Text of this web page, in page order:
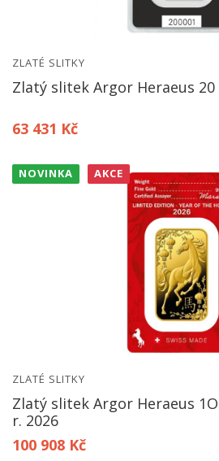
ZLATÉ SLITKY
Zlatý slitek Argor Heraeus 20
63 431 Kč
NOVINKA AKCE
ZLATÉ SLITKY
Zlatý slitek Argor Heraeus
r. 2026
100 908 Kč